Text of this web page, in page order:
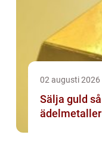
02 augusti 2026
Sälja guld så får du ut mest av dina
ädelmetaller